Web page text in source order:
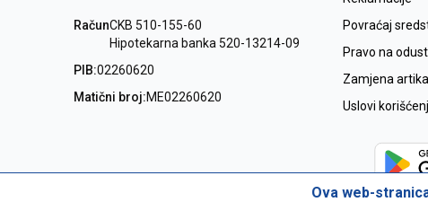
RačunCKB 510-155-60
Hipotekarna banka 520-13214-09
PIB:02260620
Matični broj:ME02260620
Povraćaj
Pravo na
Zamjena
Uslovi
Ova web-